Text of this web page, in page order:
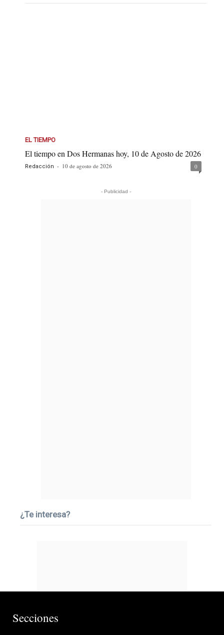
EL TIEMPO
El tiempo en Dos Hermanas hoy, 10 de Agosto de 2026
Redacción - 10 de agosto de 2026 0
- Publicidad -
¿Te interesa?
Secciones